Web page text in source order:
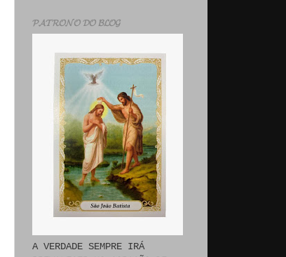
𝓟𝓐𝓣𝓡𝓞𝓝𝓞 𝓓𝓞 𝓑𝓛𝓞𝓖
A VERDADE SEMPRE IRÁ